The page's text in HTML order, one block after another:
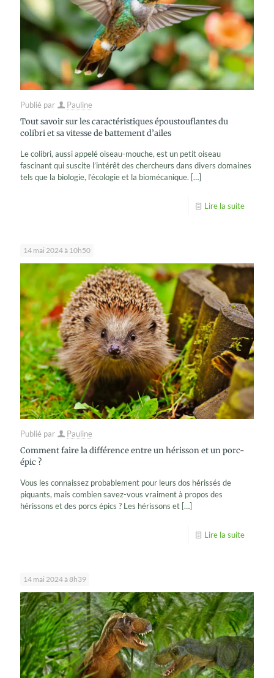
Publié par Pauline
Tout savoir sur les caractéristiques époustouflantes du
colibri et sa vitesse de battement d’ailes
Le colibri, aussi appelé oiseau-mouche, est un petit oiseau
fascinant qui suscite l’intérêt des chercheurs dans divers domaines
tels que la biologie, l’écologie et la biomécanique. […]
Lire la suite
14 mai 2024 à 10h50
Publié par Pauline
Comment faire la différence entre un hérisson et un porc-
épic ?
Vous les connaissez probablement pour leurs dos hérissés de
piquants, mais combien savez-vous vraiment à propos des
hérissons et des porcs épics ? Les hérissons et […]
Lire la suite
14 mai 2024 à 8h39